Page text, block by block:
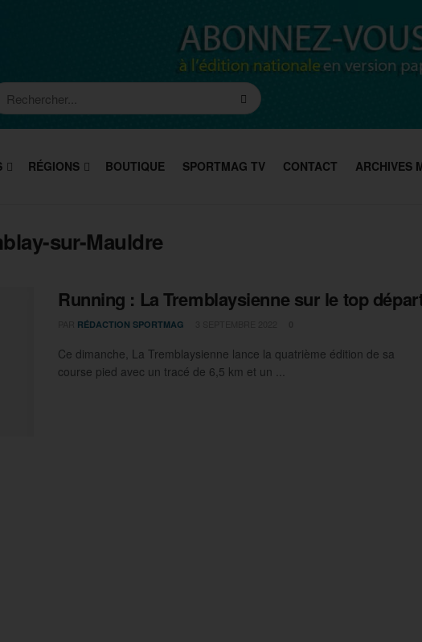
RÉGIONS BOUTIQUE SPORTMAG TV CONTACT ARCHIVES
sur-Mauldre
Running : La Tremblaysienne sur le top
RÉDACTION SPORTMAG
Ce dimanche, La Tremblaysienne lance la quatrième édition de sa
course pied avec un tracé de 6,5 km et un ...